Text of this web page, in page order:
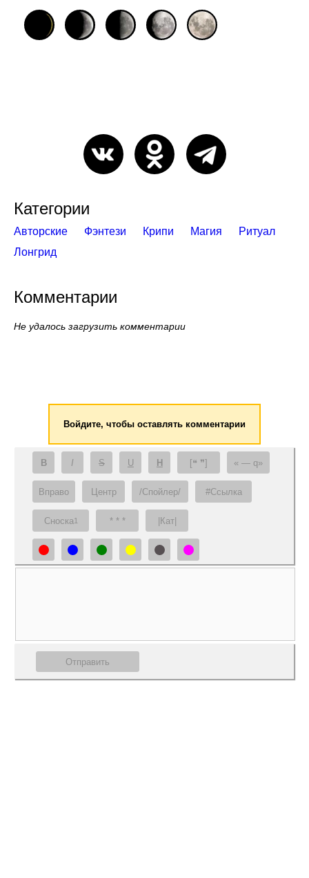
Категории
Авторские Фэнтези Крипи Магия
Ритуал
Лонгрид
Комментарии
Не удалось загрузить комментарии
Войдите, чтобы оставлять комментарии
B I S U H [❝ ❞] — q
Вправо Центр /Спойлер/ #Ссылка
Сноска1 * * * |Кат|